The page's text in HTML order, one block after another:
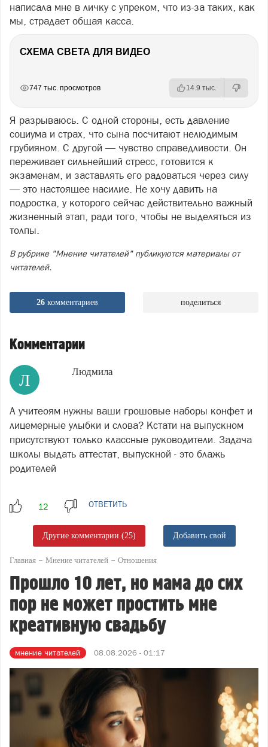
написала мне в личку с упреком, что из-за таких, как
мы, страдает общая касса.
СХЕМА СВЕТА ДЛЯ ВИДЕО
747 тыс. просмотров 14.9 тыс.
Я разрываюсь. С одной стороны, есть давление
социума и страх, что сына посчитают нелюдимым
грубияном. С другой — чувство справедливости. Он
переживает сильнейший стресс, готовится к
экзаменам, и заставлять его радоваться через силу
— это настоящее насилие. Не хочу давить на
подростка, у которого сейчас действительно важный
жизненный этап, ради того, чтобы не выделяться из
толпы.
В рубрике "Мнение читателей" публикуются материалы от
читателей.
26 комментариев поделиться
Комментарии
Л Людмила
А учитеоям нужны ваши грошовые наборы конфет и
лицемерные улыбки и слова? Кстати на выпускном
присутствуют только классные руководители. Задача
школы выдать аттестат, выпускной - это блажь
родителей
ОТВЕТИТЬ
Другие комментарии (25) Добавить свой
Главная Мнение читателей Отношения
Прошло 10 лет, но мама до сих
пор не может простить мне
креативную свадьбу
мнение читателей 08.08.2026 - 01:17